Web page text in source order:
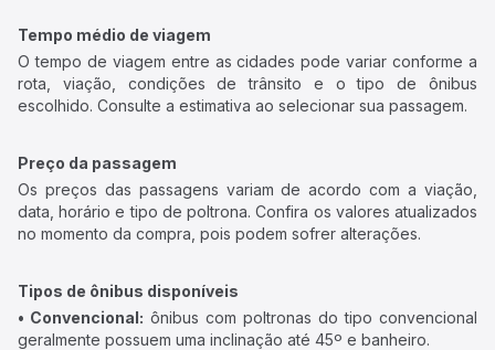
Tempo médio de viagem
O tempo de viagem entre as cidades pode variar conforme a
rota, viação, condições de trânsito e o tipo de ônibus
escolhido. Consulte a estimativa ao selecionar sua passagem.
Preço da passagem
Os preços das passagens variam de acordo com a viação,
data, horário e tipo de poltrona. Confira os valores atualizados
no momento da compra, pois podem sofrer alterações.
Tipos de ônibus disponíveis
• Convencional: ônibus com poltronas do tipo convencional
geralmente possuem uma inclinação até 45º e banheiro.